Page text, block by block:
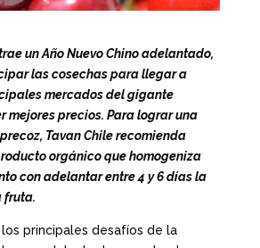
un Año Nuevo Chino adelantado,
las cosechas para llegar a
mercados del gigante
mejores precios. Para lograr una
Tavan Chile recomienda
orgánico que homogeniza
con adelantar entre 4 y 6 días la
fruta.
principales desafíos de la